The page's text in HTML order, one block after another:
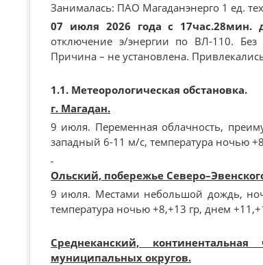
Занималась: ПАО Магаданэнерго 1 ед.
07 июля 2026 года с
отключение э/энергии по ВЛ-110.
Причина – не установлена.
1.1. Метеорологическая обстановка.
г. Магадан.
9 июля. Переменная облачность,
западный 6-11 м/с, температура ночью
Ольский, побережье
9 июля. Местами небольшой дождь,
температура ночью +8,+13 гр, днем
Среднеканский,
муниципальных округов.